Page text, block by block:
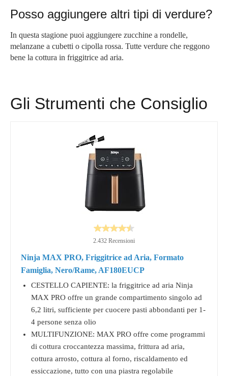
Posso aggiungere altri tipi di verdure?
In questa stagione puoi aggiungere zucchine a rondelle,
melanzane a cubetti o cipolla rossa. Tutte verdure che reggono
bene la cottura in friggitrice ad aria.
Gli Strumenti che Consiglio
2.432 Recensioni
Ninja MAX PRO, Friggitrice ad Aria, Formato
Famiglia, Nero/Rame, AF180EUCP
CESTELLO CAPIENTE: la friggitrice ad aria Ninja
MAX PRO offre un grande compartimento singolo ad
6,2 litri, sufficiente per cuocere pasti abbondanti per 1-
4 persone senza olio
MULTIFUNZIONE: MAX PRO offre come programmi
di cottura croccantezza massima, frittura ad aria,
cottura arrosto, cottura al forno, riscaldamento ed
essiccazione, tutto con una piastra regolabile